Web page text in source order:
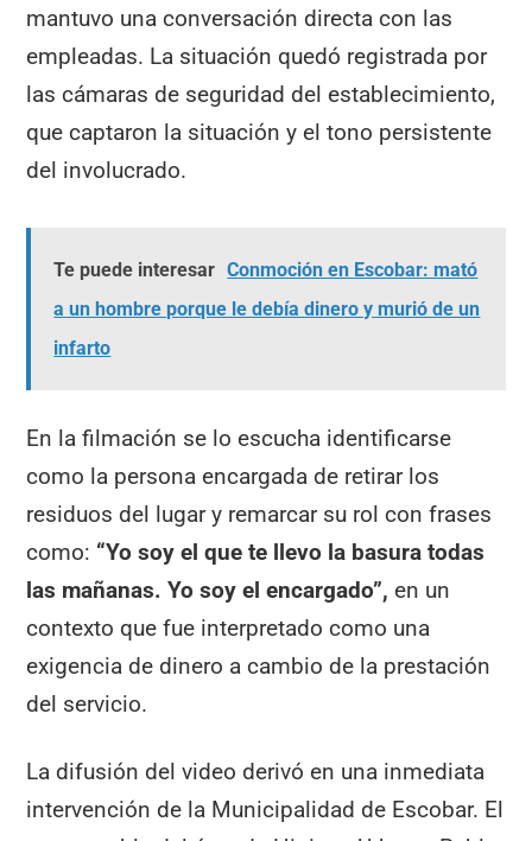
mantuvo una conversación directa con las
empleadas. La situación quedó registrada por
las cámaras de seguridad del establecimiento,
que captaron la situación y el tono persistente
del involucrado.
Te puede interesar Conmoción en Escobar: mató
a un hombre porque le debía dinero y murió de un
infarto
En la filmación se lo escucha identificarse
como la persona encargada de retirar los
residuos del lugar y remarcar su rol con frases
como: “Yo soy el que te llevo la basura todas
las mañanas. Yo soy el encargado”,en un
contexto que fue interpretado como una
exigencia de dinero a cambio de la prestación
del servicio.
La difusión del video derivó en una inmediata
intervención de la Municipalidad de Escobar. El